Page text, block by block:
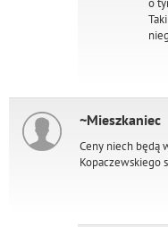
o
~Mieszkaniec
Ceny niech będą
Kopaczewskiego